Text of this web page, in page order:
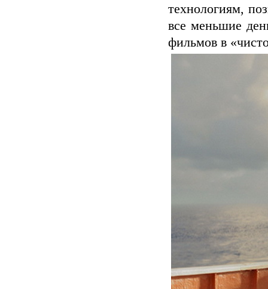
технологиям,
все меньшие
фильмов в